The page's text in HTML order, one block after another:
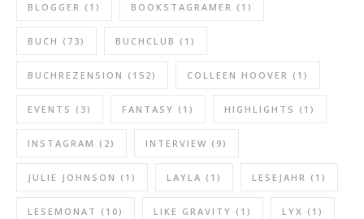
BLOGGER (1) BOOKSTAGRAMER (1)
BUCH (73) BUCHCLUB (1)
BUCHREZENSION (152) COLLEEN HOOVER (1)
EVENTS (3) FANTASY (1) HIGHLIGHTS (1)
INSTAGRAM (2) INTERVIEW (9)
JULIE JOHNSON (1) LAYLA (1) LESEJAHR (1)
LESEMONAT (10) LIKE GRAVITY (1) LYX (1)